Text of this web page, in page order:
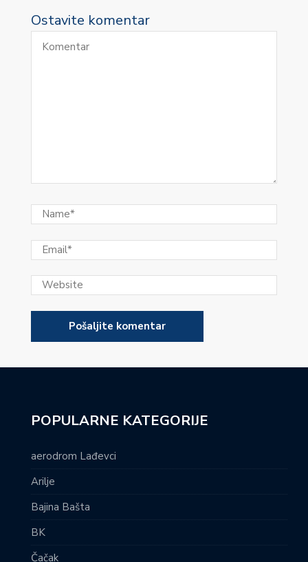
Ostavite komentar
POPULARNE KATEGORIJE
aerodrom Lađevci
Arilje
Bajina Bašta
BK
Čačak